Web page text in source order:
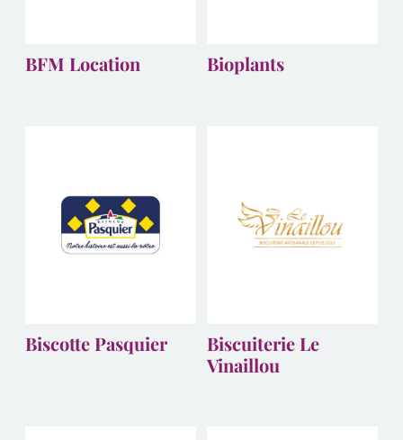
BFM Location Bioplants
Biscotte Pasquier
Biscuiterie Le
Vinaillou